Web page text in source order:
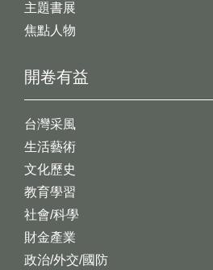
開卷有益
台灣采風
生活藝術
文化歷史
教育學習
社會/科學
財金產業
政治/外交/國防
主題書展
焦點人物